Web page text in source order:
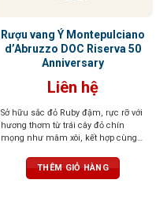
Rượu vang Ý Montepulciano
d’Abruzzo DOC Riserva 50
Anniversary
Liên hệ
Sở hữu sắc đỏ Ruby đậm, rực rỡ với
hương thơm từ trái cây đỏ chín
mọng như mâm xôi, kết hợp cùng
đầy quyến rũ. Vị rượu tròn trịa, cân
bằng với cấu trúc tanin mềm mại,
THÊM GIỎ HÀNG